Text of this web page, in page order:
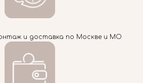
и доставка по Москве и МО